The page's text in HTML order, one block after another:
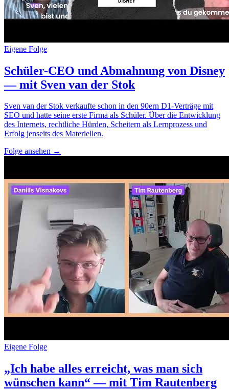
Eigene Folge
Schüler-CEO und Abmahnung von Disney
— mit Sven van der Stok
Sven van der Stok verkaufte schon in den 90ern D1-Verträge mit
SEO und hatte seine erste Firma als Schüler. Über die Entwicklung
des Internets, rechtliche Hürden, Scheitern als Lernprozess und
Erfolg jenseits des Materiellen.
Folge ansehen →
Eigene Folge
„Ich habe alles erreicht, was man sich
wünschen kann“ — mit Tim Rautenberg